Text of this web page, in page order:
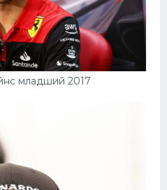
младший 2017